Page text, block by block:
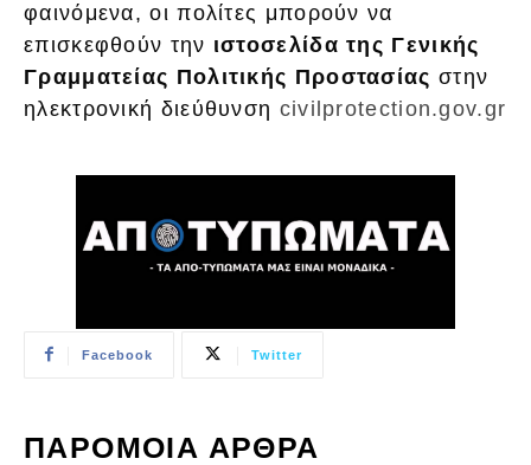
φαινόμενα, οι πολίτες μπορούν να
επισκεφθούν την ιστοσελίδα της Γενικής
Γραμματείας Πολιτικής Προστασίας στην
ηλεκτρονική διεύθυνση civilprotection.gov.gr
Facebook Twitter
ΠΑΡΟΜΟΙΑ ΑΡΘΡΑ